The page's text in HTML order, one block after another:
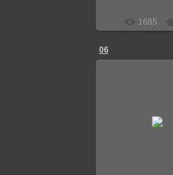
1685
06